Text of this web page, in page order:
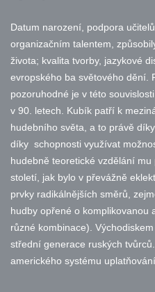
Datum narození, podpora
organizačním talentem,
života; kvalita tvorby, jazykové
evropského ba světového dění.
pozoruhodné je v této
v 90. letech. Kubík patří k
hudebního světa, a to právě
díky schopnosti využívat
hudebně teoretické vzdělání
století, jak bylo v převážně
prvky radikálnějších směrů,
hudby opřené o komplikovanou
různé kombinace).
střední generace ruských
amerického systému